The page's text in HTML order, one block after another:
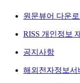
원문뷰어 다운
RISS 개인정보
공지사항
해외전자정보서